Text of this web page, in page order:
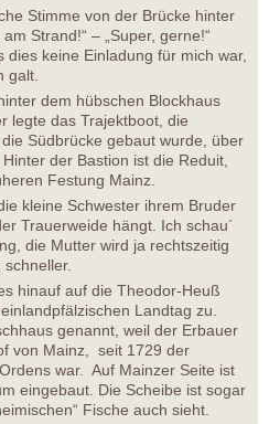
Stimme von der Brücke hinter
Strand!“ – „Super, gerne!“
keine Einladung für mich war,
galt.
dem hübschen Blockhaus
legte das Trajektboot, die
Südbrücke gebaut wurde, über
der Bastion ist die Reduit,
Festung Mainz.
kleine Schwester ihrem Bruder
Trauerweide hängt. Ich schau´
die Mutter wird ja rechtszeitig
hinauf auf die Theodor-Heuß
Landtag zu.
genannt, weil der Erbauer
von Mainz, seit 1729 der
war. Auf Mainzer Seite ist
eingebaut. Die Scheibe ist sogar
Fische auch sieht.